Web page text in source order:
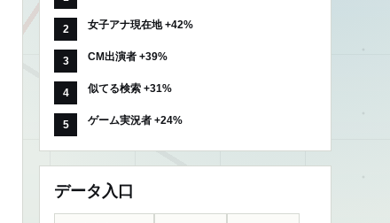
女子アナ現在地 +42%
CM出演者 +39%
似てる検索 +31%
ゲーム実況者 +24%
データ入口